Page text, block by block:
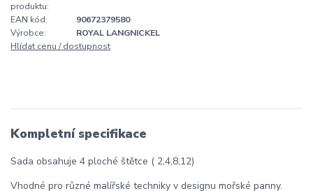
produktu:
EAN kód:
90672379580
Výrobce:
ROYAL LANGNICKEL
Hlídat cenu / dostupnost
Kompletní specifikace
Sada obsahuje 4 ploché štětce ( 2,4,8,12)
Vhodné pro různé malířské techniky v designu mořské panny.